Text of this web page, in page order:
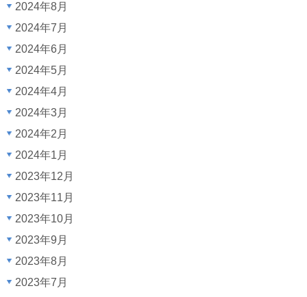
2024年8月
2024年7月
2024年6月
2024年5月
2024年4月
2024年3月
2024年2月
2024年1月
2023年12月
2023年11月
2023年10月
2023年9月
2023年8月
2023年7月